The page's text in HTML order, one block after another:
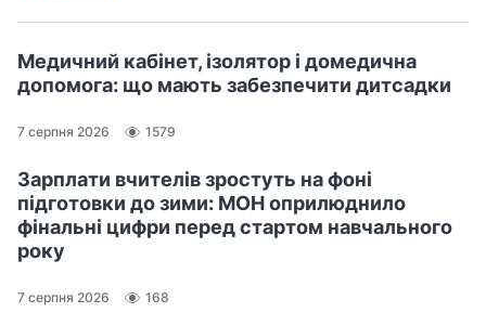
Медичний кабінет, ізолятор і домедична
допомога: що мають забезпечити дитсадки
7 серпня 2026 1579
Зарплати вчителів зростуть на фоні
підготовки до зими: МОН оприлюднило
фінальні цифри перед стартом навчального
року
7 серпня 2026 168